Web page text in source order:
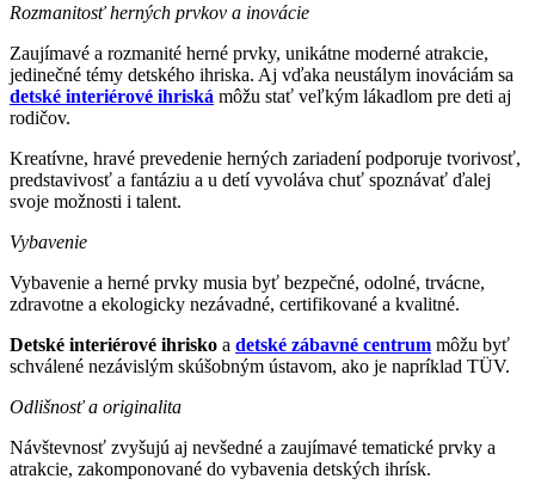
Rozmanitosť herných prvkov a inovácie
Zaujímavé a rozmanité herné prvky, unikátne moderné atrakcie,
jedinečné témy detského ihriska. Aj vďaka neustálym inováciám sa
detské interiérové ihriská môžu stať veľkým lákadlom pre deti aj
rodičov.
Kreatívne, hravé prevedenie herných zariadení podporuje tvorivosť,
predstavivosť a fantáziu a u detí vyvoláva chuť spoznávať ďalej
svoje možnosti i talent.
Vybavenie
Vybavenie a herné prvky musia byť bezpečné, odolné, trvácne,
zdravotne a ekologicky nezávadné, certifikované a kvalitné.
Detské interiérové ihrisko a detské zábavné centrum môžu byť
schválené nezávislým skúšobným ústavom, ako je napríklad TÜV.
Odlišnosť a originalita
Návštevnosť zvyšujú aj nevšedné a zaujímavé tematické prvky a
atrakcie, zakomponované do vybavenia detských ihrísk.